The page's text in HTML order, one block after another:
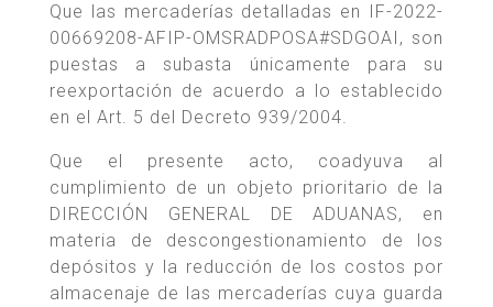
Que las mercaderías detalladas en IF-2022-
00669208-AFIP-OMSRADPOSA#SDGOAI, son
puestas a subasta únicamente para su
reexportación de acuerdo a lo establecido
en el Art. 5 del Decreto 939/2004.
Que el presente acto, coadyuva al
cumplimiento de un objeto prioritario de la
DIRECCIÓN GENERAL DE ADUANAS, en
materia de descongestionamiento de los
depósitos y la reducción de los costos por
almacenaje de las mercaderías cuya guarda